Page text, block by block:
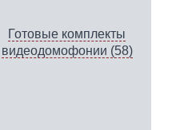
Готовые комплекты
видеодомофонии (58)